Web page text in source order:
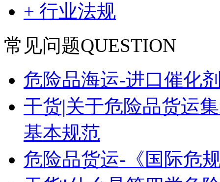
+ 行业法规
常见问题QUESTION
危险品海运-进口催化
干货|关于危险品货运
基本规范
危险品货运-《国际危